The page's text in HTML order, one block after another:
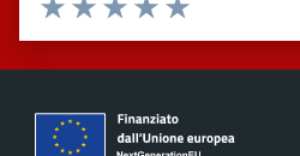
Valuta 5 stelle
Valuta 4 stelle su 5
Valuta 3 stelle su 5
Valuta 2 stelle su 5
Valuta 1 stelle su 5